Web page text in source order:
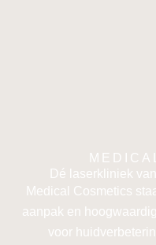
Dé laserkliniek
Medical Cosmetics
aanpak en
voor